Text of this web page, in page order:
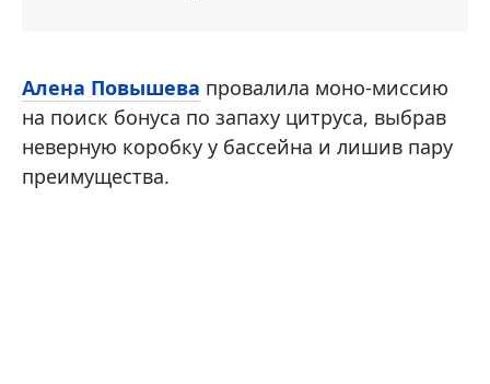
Алена Повышева провалила моно-миссию
на поиск бонуса по запаху цитруса, выбрав
неверную коробку у бассейна и лишив пару
преимущества.